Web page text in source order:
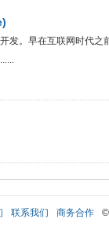
发。早在互联网时代
联系我们 商务合作